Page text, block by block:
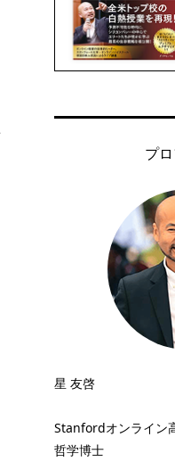
プ
星 友啓
Stanfordオンライン
哲学博士